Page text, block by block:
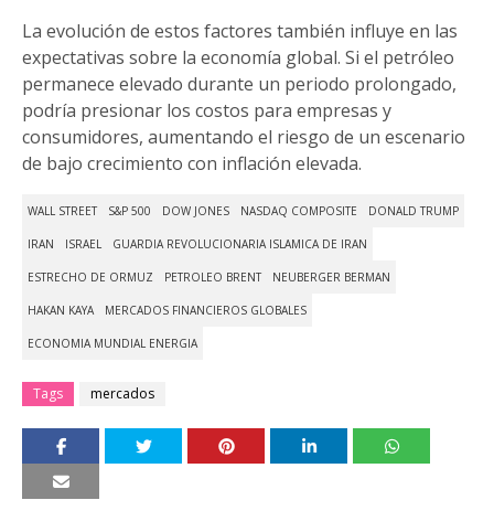
La evolución de estos factores también influye en las
expectativas sobre la economía global. Si el petróleo
permanece elevado durante un periodo prolongado,
podría presionar los costos para empresas y
consumidores, aumentando el riesgo de un escenario
de bajo crecimiento con inflación elevada.
WALL STREET S&P 500 DOW JONES NASDAQ COMPOSITE DONALD TRUMP
IRAN ISRAEL GUARDIA REVOLUCIONARIA ISLAMICA DE IRAN
ESTRECHO DE ORMUZ PETROLEO BRENT NEUBERGER BERMAN
HAKAN KAYA MERCADOS FINANCIEROS GLOBALES
ECONOMIA MUNDIAL ENERGIA
Tags mercados